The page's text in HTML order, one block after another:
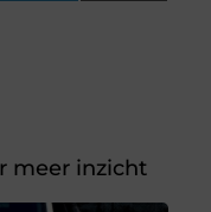
meer inzicht